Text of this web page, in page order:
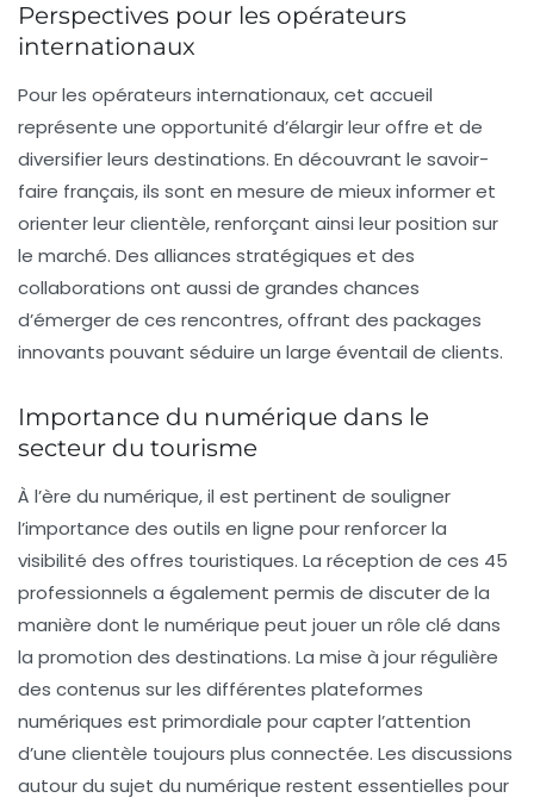
Perspectives pour les opérateurs
internationaux
Pour les opérateurs internationaux, cet accueil
représente une opportunité d’élargir leur offre et de
diversifier leurs destinations. En découvrant le savoir-
faire français, ils sont en mesure de mieux informer et
orienter leur clientèle, renforçant ainsi leur position sur
le marché. Des alliances stratégiques et des
collaborations ont aussi de grandes chances
d’émerger de ces rencontres, offrant des packages
innovants pouvant séduire un large éventail de clients.
Importance du numérique dans le
secteur du tourisme
À l’ère du numérique, il est pertinent de souligner
l’importance des outils en ligne pour renforcer la
visibilité des offres touristiques. La réception de ces 45
professionnels a également permis de discuter de la
manière dont le numérique peut jouer un rôle clé dans
la promotion des destinations. La mise à jour régulière
des contenus sur les différentes plateformes
numériques est primordiale pour capter l’attention
d’une clientèle toujours plus connectée. Les discussions
autour du sujet du numérique restent essentielles pour